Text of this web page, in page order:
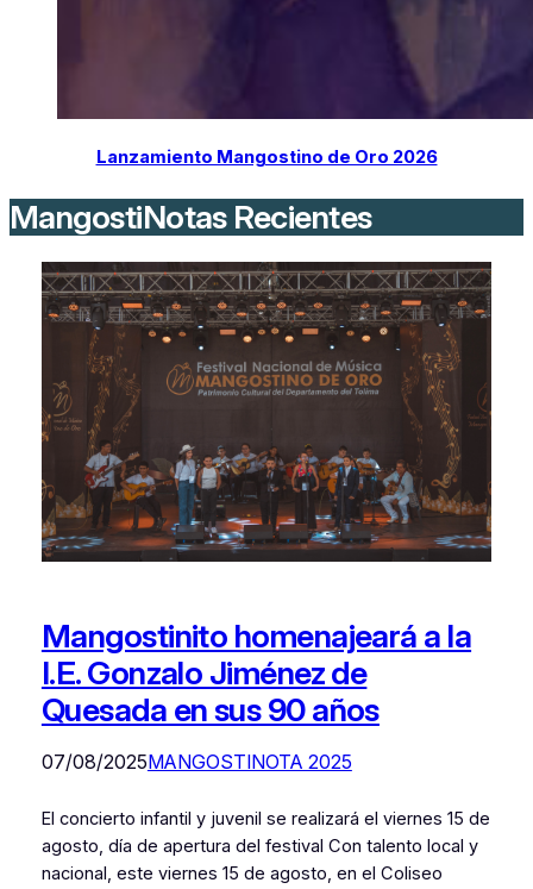
Lanzamiento Mangostino de Oro 2026
MangostiNotas Recientes
Mangostinito homenajeará a la
I.E. Gonzalo Jiménez de
Quesada en sus 90 años
07/08/2025MANGOSTINOTA 2025
El concierto infantil y juvenil se realizará el viernes 15 de
agosto, día de apertura del festival Con talento local y
nacional, este viernes 15 de agosto, en el Coliseo